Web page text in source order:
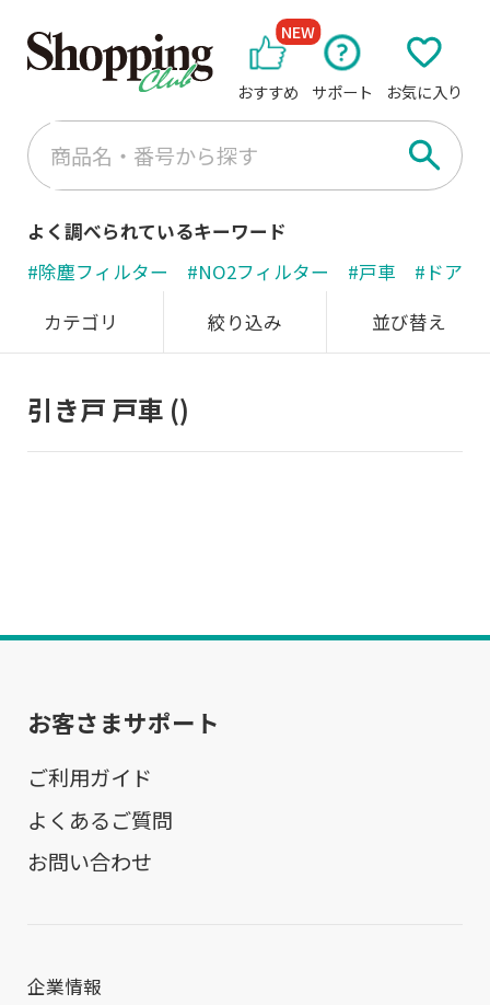
おすすめ
NEW
サポート お気に入り
よく調べられているキーワード
#除塵フィルター
#NO2フィルター #戸車
#ドアノ
カテゴリ
絞り込み 並び替え
引き戸 戸車 ()
お客さまサポート
ご利用ガイド
よくあるご質問
お問い合わせ
企業情報